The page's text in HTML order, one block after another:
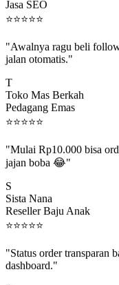
⭐⭐⭐⭐⭐
jalan otomatis."
Toko Mas Berkah
Pedagang Emas
⭐⭐⭐⭐⭐
jajan boba 😂"
Sista Nana
Reseller Baju Anak
⭐⭐⭐⭐⭐
dashboard."